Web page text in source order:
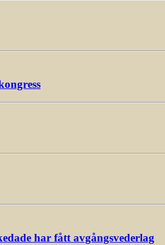
har fått avgångsvederlag